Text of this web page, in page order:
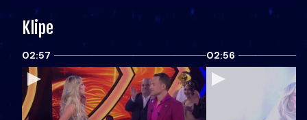
Klipe
02:57 02:56